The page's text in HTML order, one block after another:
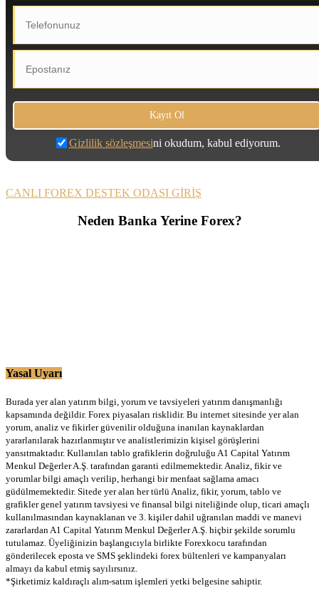
Gizlilik sözleşmesini okudum, kabul ediyorum.
CANLI FOREX DESTEK ODASI GİRİŞ
Neden Banka Yerine Forex?
Yasal Uyarı
Burada yer alan yatırım bilgi, yorum ve tavsiyeleri yatırım danışmanlığı
kapsamında değildir. Forex piyasaları risklidir. Bu internet sitesinde yer alan
yorum, analiz ve fikirler güvenilir olduğuna inanılan kaynaklardan
yararlanılarak hazırlanmıştır ve analistlerimizin kişisel görüşlerini
yansıtmaktadır. Kullanılan tablo grafiklerin doğruluğu A1 Capital Yatırım
Menkul Değerler A.Ş. tarafından garanti edilmemektedir. Analiz, fikir ve
yorumlar bilgi amaçlı verilip, herhangi bir menfaat sağlama amacı
güdülmemektedir. Sitede yer alan her türlü Analiz, fikir, yorum, tablo ve
grafikler genel yatırım tavsiyesi ve finansal bilgi niteliğinde olup, ticari amaçlı
kullanılmasından kaynaklanan ve 3. kişiler dahil uğranılan maddi ve manevi
zararlardan A1 Capital Yatırım Menkul Değerler A.Ş. hiçbir şekilde sorumlu
tutulamaz. Üyeliğinizin başlangıcıyla birlikte Forexkocu tarafından
gönderilecek eposta ve SMS şeklindeki forex bültenleri ve kampanyaları
almayı da kabul etmiş sayılırsınız.
*Şirketimiz kaldıraçlı alım-satım işlemleri yetki belgesine sahiptir.